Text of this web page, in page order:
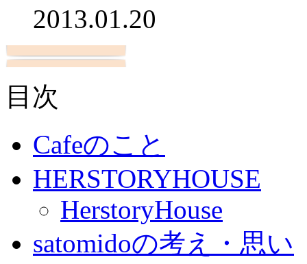
2013.01.20
目次
Cafeのこと
HERSTORYHOUSE
HerstoryHouse
satomidoの考え・思い